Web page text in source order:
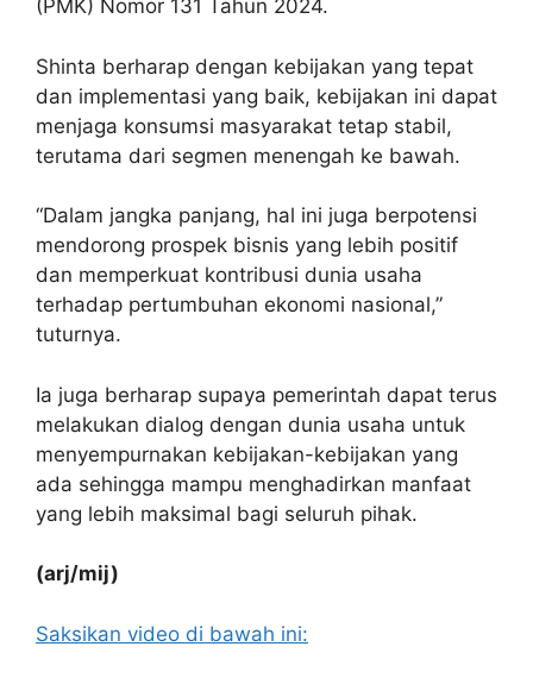
(PMK) Nomor 131 Tahun 2024.
Shinta berharap dengan kebijakan yang tepat
dan implementasi yang baik, kebijakan ini dapat
menjaga konsumsi masyarakat tetap stabil,
terutama dari segmen menengah ke bawah.
“Dalam jangka panjang, hal ini juga berpotensi
mendorong prospek bisnis yang lebih positif
dan memperkuat kontribusi dunia usaha
terhadap pertumbuhan ekonomi nasional,”
tuturnya.
Ia juga berharap supaya pemerintah dapat terus
melakukan dialog dengan dunia usaha untuk
menyempurnakan kebijakan-kebijakan yang
ada sehingga mampu menghadirkan manfaat
yang lebih maksimal bagi seluruh pihak.
(arj/mij)
Saksikan video di bawah ini: